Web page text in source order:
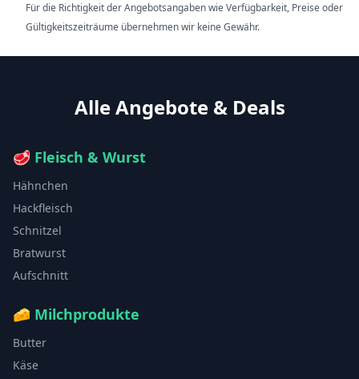
Für die Richtigkeit der Angebotsangaben wie Verfügbarkeit, Preise oder
Gültigkeitszeiträume übernehmen wir keine Gewähr.
Alle Angebote & Deals
🥩 Fleisch & Wurst
Hähnchen
Hackfleisch
Schnitzel
Bratwurst
Aufschnitt
🧀 Milchprodukte
Butter
Käse